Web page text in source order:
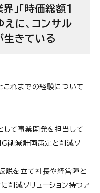
」「時価総額1
えに、コンサル
生きている
これまでの経験について
して事業開発を担当して
削減計画策定と削減ソ
説を立て社長や経営陣と
削減ソリューション持つア